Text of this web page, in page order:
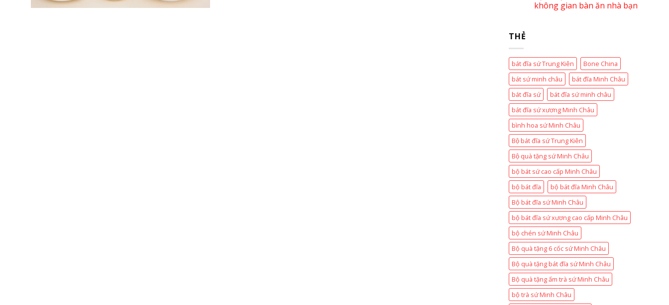
không gian bàn ăn nhà bạn
THẺ
bát đĩa sứ Trung Kiên
Bone China
bát sứ minh châu
bát đĩa Minh Châu
bát đĩa sứ
bát đĩa sứ minh châu
bát đĩa sứ xương Minh Châu
bình hoa sứ Minh Châu
Bộ bát đĩa sứ Trung Kiên
Bộ quà tặng sứ Minh Châu
bộ bát sứ cao cấp Minh Châu
bộ bát đĩa
bộ bát đĩa Minh Châu
Bộ bát đĩa sứ Minh Châu
bộ bát đĩa sứ xương cao cấp Minh Châu
bộ chén sứ Minh Châu
Bộ quà tặng 6 cốc sứ Minh Châu
Bộ quà tặng bát đĩa sứ Minh Châu
Bộ quà tặng ấm trà sứ Minh Châu
bộ trà sứ Minh Châu